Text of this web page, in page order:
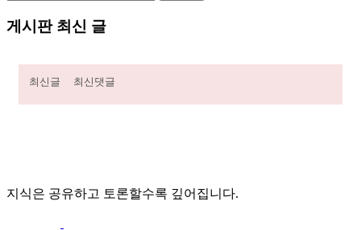
게시판 최신 글
최신글 최신댓글
지식은 공유하고 토론할수록 깊어집니다.